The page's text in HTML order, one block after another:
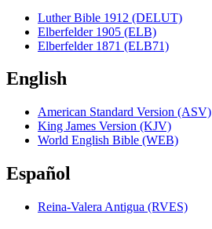
Luther Bible 1912 (DELUT)
Elberfelder 1905 (ELB)
Elberfelder 1871 (ELB71)
English
American Standard Version (ASV)
King James Version (KJV)
World English Bible (WEB)
Español
Reina-Valera Antigua (RVES)